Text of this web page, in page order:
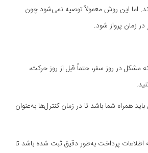
اما این روش معمولاً توصیه نمی‌شود چون
زمان پرواز شود.
مشکل در روز سفر، حتماً قبل از روز حرکت،
همراه شما باشد تا در زمان کنترل‌ها به‌عنوان
اطلاعات پرداخت به‌طور دقیق ثبت شده باشد تا